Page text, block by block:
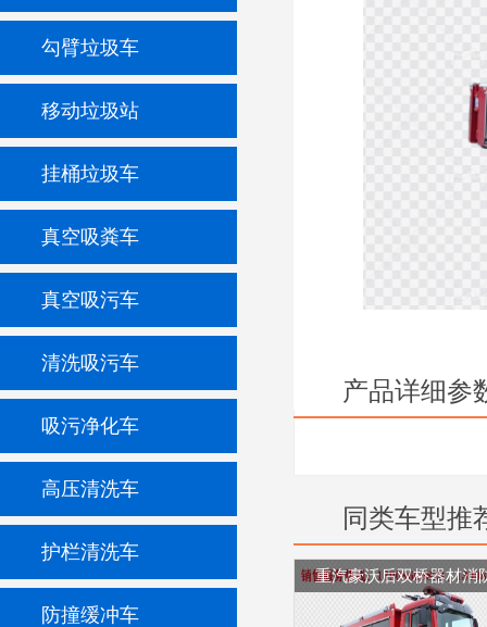
勾臂垃圾车
移动垃圾站
挂桶垃圾车
真空吸粪车
真空吸污车
清洗吸污车
吸污净化车
高压清洗车
护栏清洗车
防撞缓冲车
产品详细参
同类车型推
重汽豪沃后双桥器材消